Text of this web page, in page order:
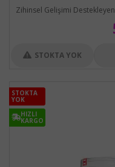
Zihinsel Gelişimi
STOKTA YOK
STOKTA
YOK
HIZLI
KARGO
STOKTA
YOK
HIZLI
KARGO